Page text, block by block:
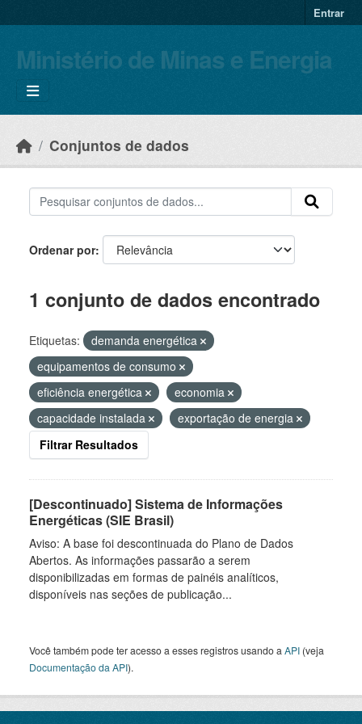
Entrar
Ministério de Minas e Energia
Conjuntos de dados
Ordenar por
1 conjunto de dados encontrado
Etiquetas:
demanda energética
equipamentos de consumo
eficiência energética
economia
capacidade instalada
exportação de energia
Filtrar Resultados
[Descontinuado] Sistema de Informações
Energéticas (SIE Brasil)
Aviso: A base foi descontinuada do Plano de Dados
Abertos. As informações passarão a serem
disponibilizadas em formas de painéis analíticos,
disponíveis nas seções de publicação...
Você também pode ter acesso a esses registros usando a API (veja
Documentação da API).